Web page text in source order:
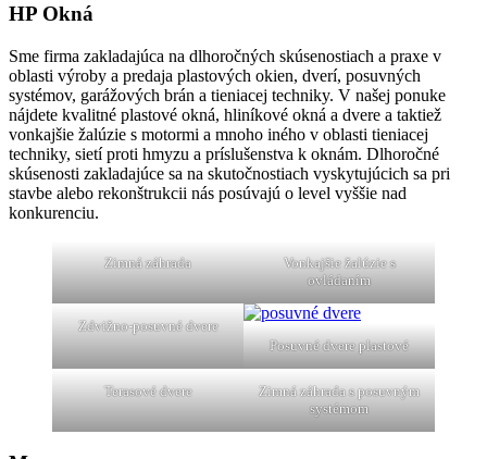
HP Okná
Sme firma zakladajúca na dlhoročných skúsenostiach a praxe v
oblasti výroby a predaja plastových okien, dverí, posuvných
systémov, garážových brán a tieniacej techniky. V našej ponuke
nájdete kvalitné plastové okná, hliníkové okná a dvere a taktiež
vonkajšie žalúzie s motormi a mnoho iného v oblasti tieniacej
techniky, sietí proti hmyzu a príslušenstva k oknám. Dlhoročné
skúsenosti zakladajúce sa na skutočnostiach vyskytujúcich sa pri
stavbe alebo rekonštrukcii nás posúvajú o level vyššie nad
konkurenciu.
Zimná záhrada
Vonkajšie žalúzie s
ovládaním
Zdvižno-posuvné dvere
Posuvné dvere plastové
Terasové dvere
Zimná záhrada s posuvným
systémom